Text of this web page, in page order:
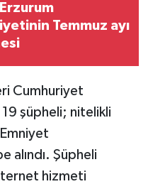
Temmuz ayı
Cumhuriyet
19 şüpheli; nitelikli
Emniyet
alındı. Şüpheli
hizmeti